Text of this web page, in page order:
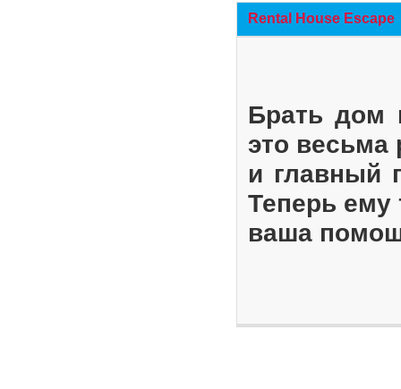
Rental House Escape
Брать дом
это весьма
и главный
Теперь ему
ваша